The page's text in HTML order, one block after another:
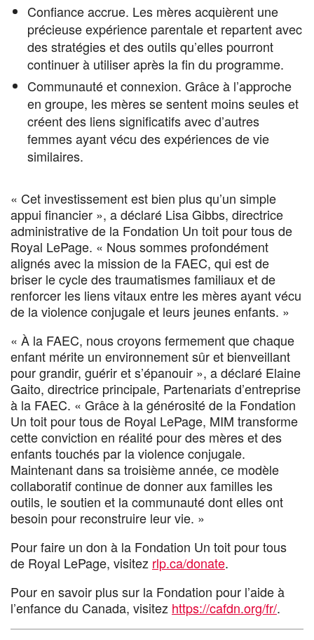
Confiance accrue. Les mères acquièrent une
précieuse expérience parentale et repartent avec
des stratégies et des outils qu’elles pourront
continuer à utiliser après la fin du programme.
Communauté et connexion. Grâce à l’approche
en groupe, les mères se sentent moins seules et
créent des liens significatifs avec d’autres
femmes ayant vécu des expériences de vie
similaires.
« Cet investissement est bien plus qu’un simple
appui financier », a déclaré Lisa Gibbs, directrice
administrative de la Fondation Un toit pour tous de
Royal LePage. « Nous sommes profondément
alignés avec la mission de la FAEC, qui est de
briser le cycle des traumatismes familiaux et de
renforcer les liens vitaux entre les mères ayant vécu
de la violence conjugale et leurs jeunes enfants. »
« À la FAEC, nous croyons fermement que chaque
enfant mérite un environnement sûr et bienveillant
pour grandir, guérir et s’épanouir », a déclaré Elaine
Gaito, directrice principale, Partenariats d’entreprise
à la FAEC. « Grâce à la générosité de la Fondation
Un toit pour tous de Royal LePage, MIM transforme
cette conviction en réalité pour des mères et des
enfants touchés par la violence conjugale.
Maintenant dans sa troisième année, ce modèle
collaboratif continue de donner aux familles les
outils, le soutien et la communauté dont elles ont
besoin pour reconstruire leur vie. »
Pour faire un don à la Fondation Un toit pour tous
de Royal LePage, visitez rlp.ca/donate.
Pour en savoir plus sur la Fondation pour l’aide à
l’enfance du Canada, visitez https://cafdn.org/fr/.